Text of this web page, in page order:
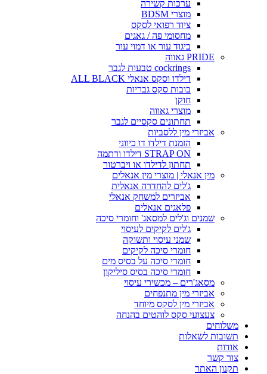
ערכות קשירה
מוצרי BDSM
ציוד רפואי לסקס
מחסומי פה / גאגים
ביגוד עור או דמוי עור
PRIDE גאווה
cockrings טבעות לגבר
דילדו וסקס אנאלי ALL BLACK
בובות סקס גבריות
חוקן
מוצרי גאווה
תחתונים סקסיים לגבר
אביזרי מין ללסביות
הזמנת דילדו דו כיווני
STRAP ON דילדו ורתמה
תחתון לדילדו או ויברטור
מין אנאלי | מוצרי מין אנאלים
ג'לים להחדרה אנאלית
אביזרים למשחק אנאלי
פלאגים אנאלים
שמנים וג'לים למסאג' וחומרי סיכה
ג'לים לקיקים לעיסוי
שמני עיסוי ותשוקה
חומרי סיכה לקיקים
חומרי סיכה על בסיס מים
חומרי סיכה בסיס סיליקון
מסאג'רים – מכשירי עיסוי
אביזרי מין מתנפחים
אביזרי מין לסקס מיוחד
צעצועי סקס לוהטים בהנחה
משלוחים
תשובות לשאלות
אודות
צור קשר
תקנון האתר